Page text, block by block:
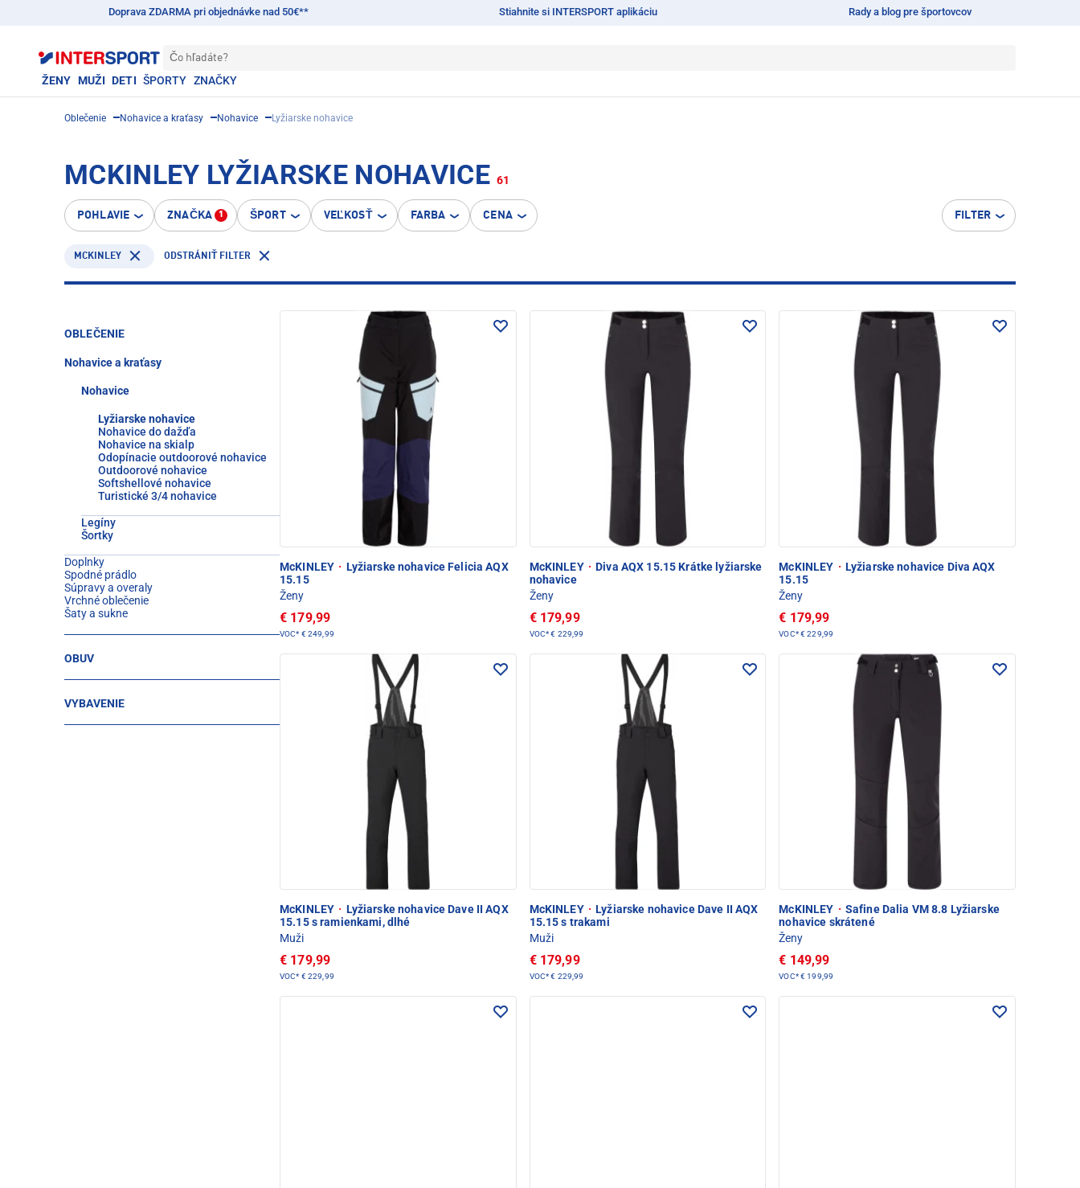
Doprava ZDARMA pri objednávke nad 50€** Stiahnite si INTERSPORT aplikáciu Rady a blog pre športovcov
Čo hľadáte?
ŽENY MUŽI DETI ŠPORTY ZNAČKY
Oblečenie Nohavice a kraťasy Nohavice Lyžiarske nohavice
MCKINLEY LYŽIARSKE NOHAVICE 61
POHLAVIE ZNAČKA 1 ŠPORT VEĽKOSŤ FARBA CENA FILTER
MCKINLEY ODSTRÁNIŤ FILTER
OBLEČENIE
Nohavice a kraťasy
Nohavice
Lyžiarske nohavice
Nohavice do dažďa
Nohavice na skialp
Odopínacie outdoorové nohavice
Outdoorové nohavice
Softshellové nohavice
Turistické 3/4 nohavice
Legíny
Šortky
Doplnky
Spodné prádlo
Súpravy a overaly
Vrchné oblečenie
Šaty a sukne
OBUV
VYBAVENIE
McKINLEY · Lyžiarske nohavice Felicia AQX
15.15
Ženy
€ 179,99
VOC* € 249,99
McKINLEY · Diva AQX 15.15 Krátke lyžiarske
nohavice
Ženy
€ 179,99
VOC*€ 229,99
McKINLEY · Lyžiarske nohavice Diva AQX
15.15
Ženy
€ 179,99
VOC*€ 229,99
McKINLEY · Lyžiarske nohavice Dave II AQX
15.15 s ramienkami, dlhé
Muži
€ 179,99
VOC* € 229,99
McKINLEY · Lyžiarske nohavice Dave II AQX
15.15 s trakami
Muži
€ 179,99
VOC*€ 229,99
McKINLEY · Safine Dalia VM 8.8 Lyžiarske
nohavice skrátené
Ženy
€ 149,99
VOC*€ 199,99